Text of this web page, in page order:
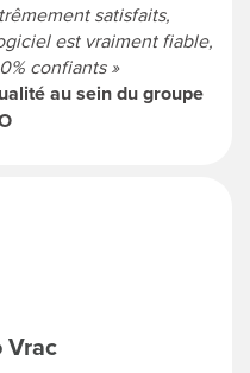
satisfaits,
est vraiment fiable,
confiants »
au sein du groupe
Vrac